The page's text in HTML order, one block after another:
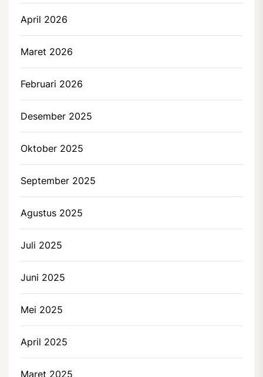
April 2026
Maret 2026
Februari 2026
Desember 2025
Oktober 2025
September 2025
Agustus 2025
Juli 2025
Juni 2025
Mei 2025
April 2025
Maret 2025